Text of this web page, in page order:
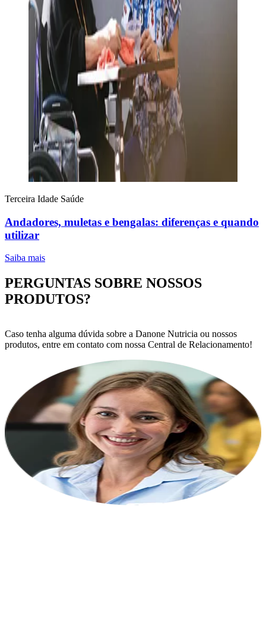
Terceira Idade Saúde
Andadores, muletas e bengalas: diferenças e quando
utilizar
Saiba mais
PERGUNTAS SOBRE NOSSOS
PRODUTOS?
Caso tenha alguma dúvida sobre a Danone Nutricia ou nossos
produtos, entre em contato com nossa Central de Relacionamento!